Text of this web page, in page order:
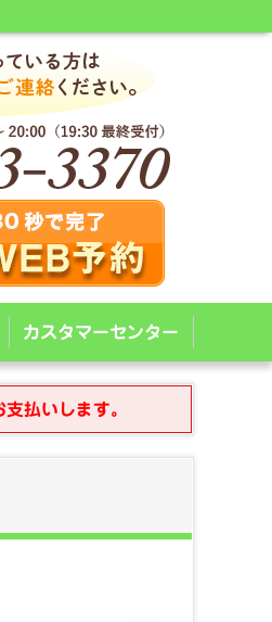
カスタマーセンター
払いします。